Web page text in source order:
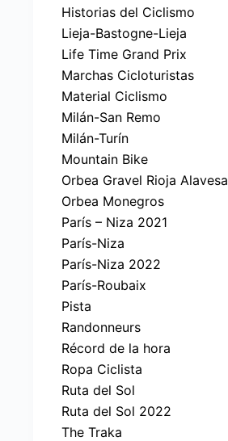
Historias del Ciclismo
Lieja-Bastogne-Lieja
Life Time Grand Prix
Marchas Cicloturistas
Material Ciclismo
Milán-San Remo
Milán-Turín
Mountain Bike
Orbea Gravel Rioja Alavesa
Orbea Monegros
París – Niza 2021
París-Niza
París-Niza 2022
París-Roubaix
Pista
Randonneurs
Récord de la hora
Ropa Ciclista
Ruta del Sol
Ruta del Sol 2022
The Traka